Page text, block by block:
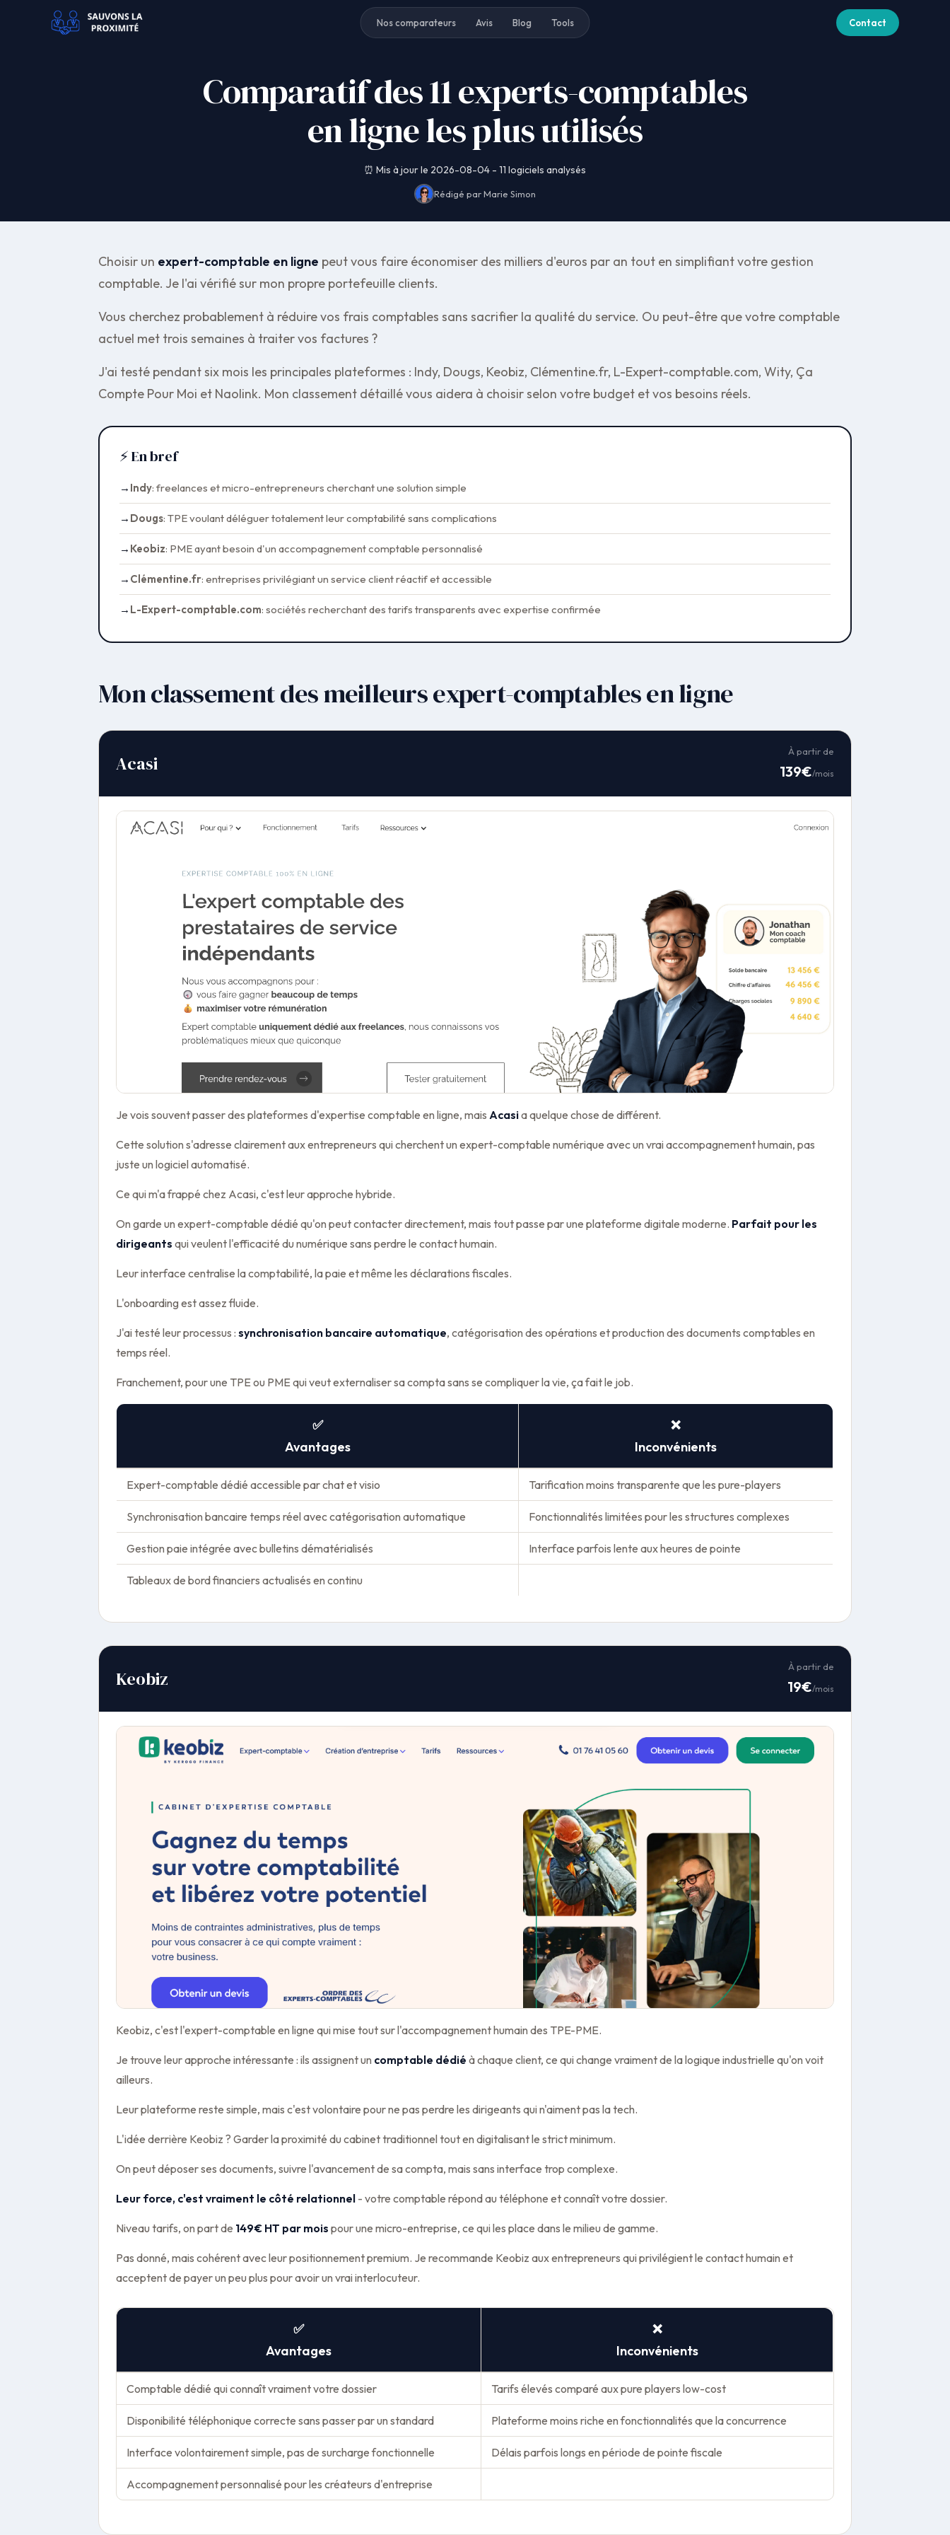
Nos comparateurs Avis Blog Tools Contact
Comparatif des 11 experts-comptables
en ligne les plus utilisés
⏰ Mis à jour le 2026-08-04 - 11 logiciels analysés
Rédigé par Marie Simon
Choisir un expert-comptable en ligne peut vous faire économiser des milliers d'euros par an tout en simplifiant votre gestion
comptable. Je l'ai vérifié sur mon propre portefeuille clients.
Vous cherchez probablement à réduire vos frais comptables sans sacrifier la qualité du service. Ou peut-être que votre comptable
actuel met trois semaines à traiter vos factures ?
J'ai testé pendant six mois les principales plateformes : Indy, Dougs, Keobiz, Clémentine.fr, L-Expert-comptable.com, Wity, Ça
Compte Pour Moi et Naolink. Mon classement détaillé vous aidera à choisir selon votre budget et vos besoins réels.
⚡ En bref
Indy: freelances et micro-entrepreneurs cherchant une solution simple
Dougs: TPE voulant déléguer totalement leur comptabilité sans complications
Keobiz: PME ayant besoin d'un accompagnement comptable personnalisé
Clémentine.fr: entreprises privilégiant un service client réactif et accessible
L-Expert-comptable.com: sociétés recherchant des tarifs transparents avec expertise confirmée
Mon classement des meilleurs expert-comptables en ligne
Acasi
À partir de
139€/mois
Je vois souvent passer des plateformes d'expertise comptable en ligne, maisAcasia quelque chose de différent.
Cette solution s'adresse clairement aux entrepreneurs qui cherchent un expert-comptable numérique avec un vrai accompagnement humain, pas
juste un logiciel automatisé.
Ce qui m'a frappé chez Acasi, c'est leur approche hybride.
On garde un expert-comptable dédié qu'on peut contacter directement, mais tout passe par une plateforme digitale moderne. Parfait pour les
dirigeants qui veulent l'efficacité du numérique sans perdre le contact humain.
Leur interface centralise la comptabilité, la paie et même les déclarations fiscales.
L'onboarding est assez fluide.
J'ai testé leur processus :synchronisation bancaire automatique, catégorisation des opérations et production des documents comptables en
temps réel.
Franchement, pour une TPE ou PME qui veut externaliser sa compta sans se compliquer la vie, ça fait le job.
✅
Avantages
❌
Inconvénients
Expert-comptable dédié accessible par chat et visio Tarification moins transparente que les pure-players
Synchronisation bancaire temps réel avec catégorisation automatique Fonctionnalités limitées pour les structures complexes
Gestion paie intégrée avec bulletins dématérialisés Interface parfois lente aux heures de pointe
Tableaux de bord financiers actualisés en continu
Keobiz
À partir de
19€/mois
Keobiz, c'est l'expert-comptable en ligne qui mise tout sur l'accompagnement humain des TPE-PME.
Je trouve leur approche intéressante : ils assignent un comptable dédié à chaque client, ce qui change vraiment de la logique industrielle qu'on voit
ailleurs.
Leur plateforme reste simple, mais c'est volontaire pour ne pas perdre les dirigeants qui n'aiment pas la tech.
L'idée derrière Keobiz ? Garder la proximité du cabinet traditionnel tout en digitalisant le strict minimum.
On peut déposer ses documents, suivre l'avancement de sa compta, mais sans interface trop complexe.
Leur force, c'est vraiment le côté relationnel - votre comptable répond au téléphone et connaît votre dossier.
Niveau tarifs, on part de 149€ HT par mois pour une micro-entreprise, ce qui les place dans le milieu de gamme.
Pas donné, mais cohérent avec leur positionnement premium. Je recommande Keobiz aux entrepreneurs qui privilégient le contact humain et
acceptent de payer un peu plus pour avoir un vrai interlocuteur.
✅
Avantages
❌
Inconvénients
Comptable dédié qui connaît vraiment votre dossier Tarifs élevés comparé aux pure players low-cost
Disponibilité téléphonique correcte sans passer par un standard Plateforme moins riche en fonctionnalités que la concurrence
Interface volontairement simple, pas de surcharge fonctionnelle Délais parfois longs en période de pointe fiscale
Accompagnement personnalisé pour les créateurs d'entreprise